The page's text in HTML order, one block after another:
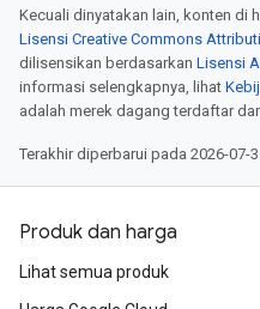
Kecuali dinyatakan lain, konten di
Lisensi Creative Commons
dilisensikan berdasarkan Lisensi
informasi selengkapnya, lihat
adalah merek dagang terdaftar
Terakhir diperbarui pada 2026-07-
Produk dan harga
Lihat semua produk